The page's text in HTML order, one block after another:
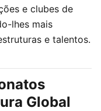
e clubes de
lhes mais
e talentos.
Global